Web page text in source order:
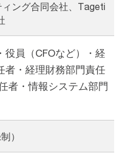
ング合同会社、Tageti
役員（CFOなど）・経
者・経理財務部門責任
者・情報システム部門
）